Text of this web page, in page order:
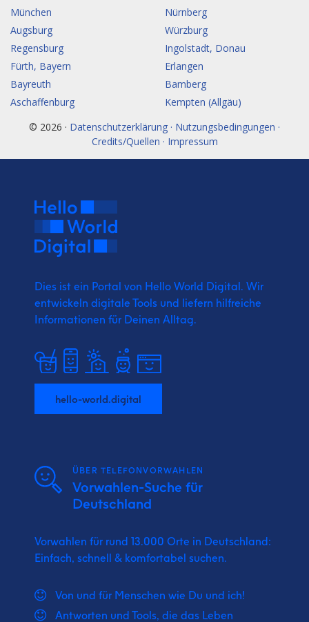
München
Nürnberg
Augsburg
Würzburg
Regensburg
Ingolstadt, Donau
Fürth, Bayern
Erlangen
Bayreuth
Bamberg
Aschaffenburg
Kempten (Allgäu)
© 2026 · Datenschutzerklärung · Nutzungsbedingungen ·
Credits/Quellen · Impressum
Dies ist ein Portal von Hello World Digital. Wir
entwickeln digitale Tools und liefern hilfreiche
Informationen für Deinen Alltag.
hello-world.digital
ÜBER TELEFONVORWAHLEN
Vorwahlen-Suche für
Deutschland
Vorwahlen für rund 13.000 Orte in Deutschland:
Einfach, schnell & komfortabel suchen.
Von und für Menschen wie Du und ich!
Antworten und Tools, die das Leben